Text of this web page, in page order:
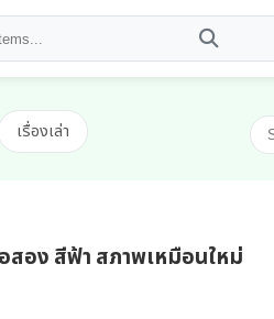
เรื่องเล่า
อง สีฟ้า สภาพเหมือนใหม่